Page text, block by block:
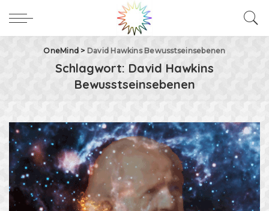
OneMind > David Hawkins Bewusstseinsebenen
Schlagwort: David Hawkins
Bewusstseinsebenen